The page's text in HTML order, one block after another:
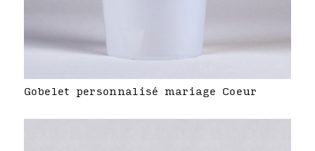
Gobelet personnalisé mariage Coeur